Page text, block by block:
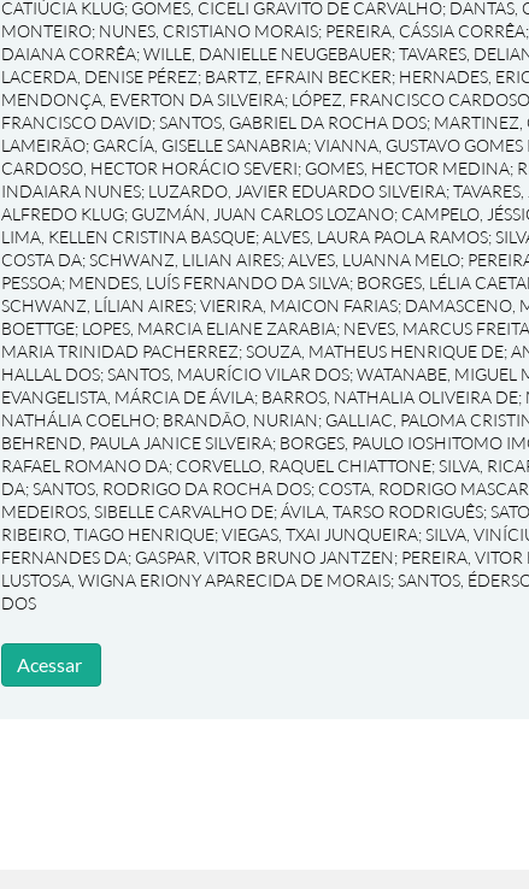
CATIÚCIA KLUG; GOMES, CICELI GRAVITO DE CARVALHO; DANTAS,
MONTEIRO; NUNES, CRISTIANO MORAIS; PEREIRA, CÁSSIA CORRÊA;
DAIANA CORRÊA;WILLE, DANIELLE NEUGEBAUER;TAVARES,
LACERDA, DENISE PÉREZ; BARTZ, EFRAIN BECKER; HERNADES,
MENDONÇA, EVERTON DA SILVEIRA; LÓPEZ, FRANCISCO CARDOSO
FRANCISCO DAVID;SANTOS, GABRIEL DA ROCHA DOS; MARTINEZ,
LAMEIRÃO; GARCÍA, GISELLE SANABRIA;VIANNA, GUSTAVO GOMES
CARDOSO, HECTOR HORÁCIO SEVERI; GOMES, HECTOR MEDINA;
INDAIARA NUNES; LUZARDO, JAVIER EDUARDO SILVEIRA;
ALFREDO KLUG; GUZMÁN, JUAN CARLOS LOZANO; CAMPELO,
LIMA, KELLEN CRISTINA BASQUE;ALVES, LAURA PAOLA RAMOS;
COSTA DA;SCHWANZ, LILIAN AIRES;ALVES, LUANNA MELO;
PESSOA; MENDES, LUÍS FERNANDO DA SILVA; BORGES, LÉLIA
SCHWANZ, LÍLIAN AIRES;VIERIRA, MAICON FARIAS; DAMASCENO,
BOETTGE; LOPES, MARCIA ELIANE ZARABIA; NEVES, MARCUS
MARIA TRINIDAD PACHERREZ;SOUZA, MATHEUS HENRIQUE DE;
HALLAL DOS;SANTOS, MAURÍCIO VILAR DOS;WATANABE, MIGUEL
EVANGELISTA, MÁRCIA DE ÁVILA; BARROS, NATHALIA OLIVEIRA DE;
NATHÁLIA COELHO; BRANDÃO, NURIAN; GALLIAC, PALOMA
BEHREND, PAULA JANICE SILVEIRA; BORGES, PAULO IOSHITOMO
RAFAEL ROMANO DA; CORVELLO, RAQUEL CHIATTONE;SILVA,
DA;SANTOS, RODRIGO DA ROCHA DOS; COSTA, RODRIGO
MEDEIROS, SIBELLE CARVALHO DE;ÁVILA, TARSO RODRIGUÊS;
RIBEIRO, TIAGO HENRIQUE;VIEGAS, TXAI JUNQUEIRA;SILVA,
FERNANDES DA; GASPAR, VITOR BRUNO JANTZEN; PEREIRA,
LUSTOSA, WIGNA ERIONY APARECIDA DE MORAIS;SANTOS,
DOS
Acessar